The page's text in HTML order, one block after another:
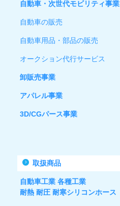
自動車・次世代モビリティ事業
自動車の販売
自動車用品・部品の販売
オークション代行サービス
卸販売事業
アパレル事業
3D/CGパース事業
取扱商品
自動車工業 各種工業
耐熱 耐圧 耐寒シリコンホース